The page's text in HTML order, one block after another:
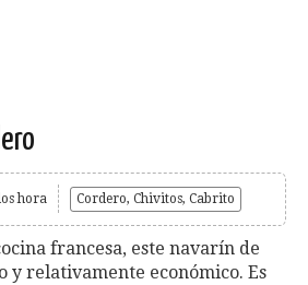
hora Cordero, Chivitos, Cabrito
francesa, este navarín de
y relativamente económico. Es